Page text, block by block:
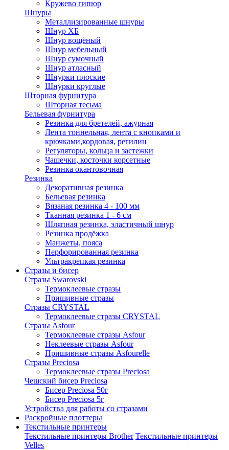
Кружево гипюр
Шнуры
Металлизированные шнуры
Шнур ХБ
Шнур вощёный
Шнур мебельный
Шнур сумочный
Шнур атласный
Шнурки плоские
Шнурки круглые
Шторная фурнитура
Шторная тесьма
Бельевая фурнитура
Резинка для бретелей, ажурная
Лента тоннельная, лента с кнопками и
крючками,кордовая, регилин
Регуляторы, кольца и застежки
Чашечки, косточки корсетные
Резинка окантовочная
Резинка
Декоративная резинка
Бельевая резинка
Вязаная резинка 4 - 100 мм
Тканная резинка 1 - 6 см
Шляпная резинка, эластичный шнур
Резинка продёжка
Манжеты, пояса
Перфорированная резинка
Ультракрепкая резинка
Стразы и бисер
Стразы Swarovski
Термоклеевые стразы
Пришивные стразы
Стразы CRYSTAL
Термоклеевые стразы CRYSTAL
Стразы Asfour
Термоклеевые стразы Asfour
Неклеевые стразы Asfour
Пришивные стразы Asfourelle
Стразы Preciosa
Термоклеевые стразы Preciosa
Чешский бисер Preciosa
Бисер Preciosa 50г
Бисер Preciosa 5г
Устройства для работы со стразами
Раскройные плоттеры
Текстильные принтеры
Текстильные принтеры Brother Текстильные принтеры
Velles